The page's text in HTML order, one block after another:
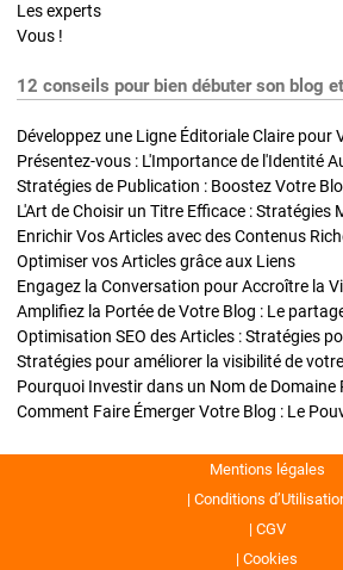
Les experts
Vous !
12 conseils pour bien débuter son blog
Développez une Ligne Éditoriale Claire pour
Présentez-vous : L'Importance de l'Identité
L'Art de Choisir un Titre Efficace : Stratégies
Optimiser vos Articles grâce aux Liens
Engagez la Conversation pour Accroître la
Amplifiez la Portée de Votre Blog : Le
Mentions légales
Conditions
CGV
Cookies